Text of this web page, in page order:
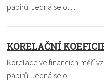
papírů. Jedná se o…
KORELAČNÍ
Korelace ve financích měří
papírů. Jedná se o…